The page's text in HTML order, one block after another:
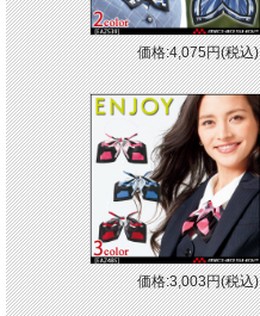
価格:4,075円(税込)
価格:3,003円(税込)